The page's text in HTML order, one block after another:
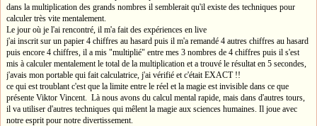
dans la multiplication des grands nombres il semblerait qu'il existe des techniques pour
calculer très vite mentalement.
Le jour où je l'ai rencontré, il m'a fait des expériences en live
j'ai inscrit sur un papier 4 chiffres au hasard puis il m'a remandé 4 autres chiffres au hasard
puis encore 4 chiffres, il a mis "multiplié" entre mes 3 nombres de 4 chiffres puis il s'est
mis à calculer mentalement le total de la multiplication et a trouvé le résultat en 5 secondes,
j'avais mon portable qui fait calculatrice, j'ai vérifié et c'était EXACT !!
ce qui est troublant c'est que la limite entre le réel et la magie est invisible dans ce que
présente Viktor Vincent. Là nous avons du calcul mental rapide, mais dans d'autres tours,
il va utiliser d'autres techniques qui mêlent la magie aux sciences humaines. Il joue avec
notre esprit pour notre divertissement.